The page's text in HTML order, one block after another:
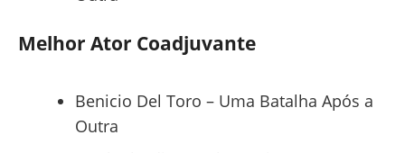
Melhor Ator Coadjuvante
Benicio Del Toro – Uma Batalha Após a
Outra